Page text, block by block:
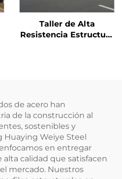
Taller de Alta
Resistencia Estructura
de acero han
de la construcción al
sostenibles y
Huaying Weiye Steel
en entregar
calidad que satisfacen
mercado. Nuestros